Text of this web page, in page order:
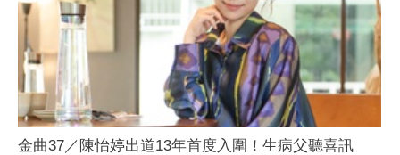
金曲37／陳怡婷出道13年首度入圍！生病父聽喜訊